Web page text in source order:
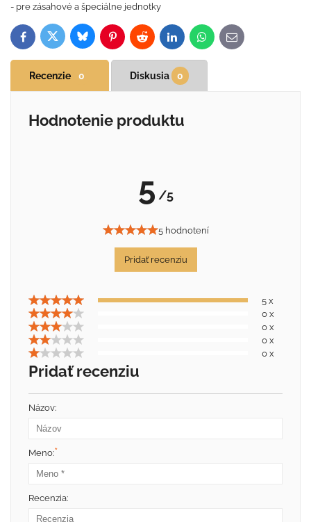
- pre zásahové a špeciálne jednotky
FacebookTwitterBlueskyPinterestReddit LinkedInWhatsApp
E-
mail
Recenzie 0 Diskusia 0
Hodnotenie produktu
5 /5
5 hodnotení
Pridať recenziu
5 x
0 x
0 x
0 x
0 x
Pridať recenziu
Názov:
Meno:*
Recenzia: